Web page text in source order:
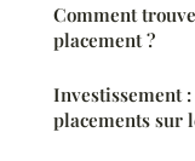
Comment
placement ?
Investissement
placements sur